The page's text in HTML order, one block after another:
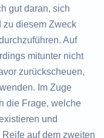
gut daran, sich
zu diesem Zweck
Auf
mitunter nicht
zurückscheuen,
Im Zuge
die Frage, welche
und
Reife auf dem zweiten